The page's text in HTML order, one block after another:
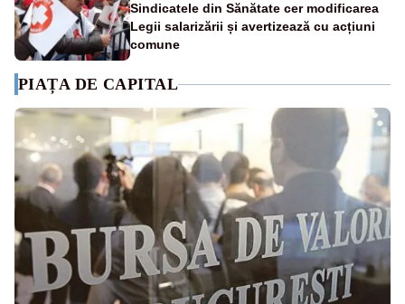
Sindicatele din Sănătate cer modificarea
Legii salarizării și avertizează cu acțiuni
comune
PIAȚA DE CAPITAL